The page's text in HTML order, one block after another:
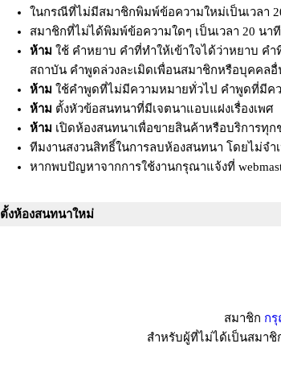
ในกรณีที่ไม่มีสมาชิกพิมพ์ข้อความใหม่เป็นเวลา
สมาชิกที่ไม่ได้พิมพ์ข้อความใดๆ เป็นเวลา 20 น
ห้าม ใช้ คำหยาบ คำที่ทำให้เข้าใจได้ว่าหยาบ ค
สถาบัน คำพูดล่วงละเมิดเพื่อนสมาชิกหรือบุคคล
ห้าม ใช้คำพูดที่ไม่มีความหมายทั่วไป คำพูดที่มีค
ห้าม ตั้งหัวข้อสนทนาที่มีเจตนาแอบแฝงเรื่องเพศ
ห้าม เปิดห้องสนทนาเพื่อขายสินค้าหรือบริการทุ
ทีมงานสงวนสิทธิ์ในการลบห้องสนทนา โดยไม่จำ
หากพบปัญหาจากการใช้งานกรุณาแจ้งที่
ตั้งห้องสนทนาใหม่
สมาชิก ก
สำหรับผู้ที่ไม่ได้เป็นสมา